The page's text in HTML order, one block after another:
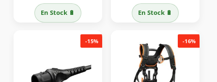
initial
était :
114,00 €.
actuel
est :
En Stock 🔋
initial
était :
72,00 €.
actuel
est :
En Stock 🔋
-15% -16%